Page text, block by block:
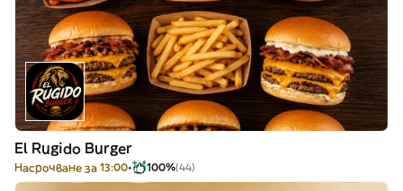
El Rugido Burger
Насрочване за 13:00 100%(44)